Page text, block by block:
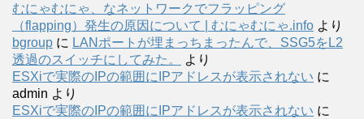
むにゃむにゃ、なネットワークでフラッピング
（flapping）発生の原因について | むにゃむにゃ.info より
bgroup に LANポートが埋まっちまったんで、SSG5をL2
透過のスイッチにしてみた。
より
ESXiで実際のIPの範囲にIPアドレスが表示されない に
admin より
ESXiで実際のIPの範囲にIPアドレスが表示されない に